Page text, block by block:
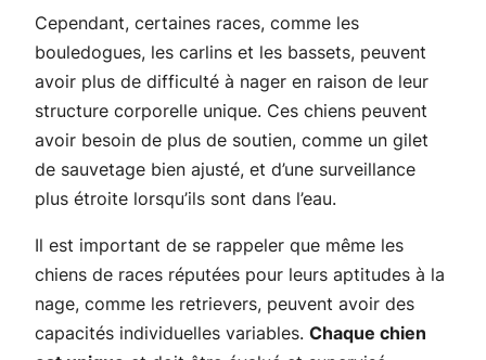
Cependant, certaines races, comme les
bouledogues, les carlins et les bassets, peuvent
avoir plus de difficulté à nager en raison de leur
structure corporelle unique. Ces chiens peuvent
avoir besoin de plus de soutien, comme un gilet
de sauvetage bien ajusté, et d’une surveillance
plus étroite lorsqu’ils sont dans l’eau.
Il est important de se rappeler que même les
chiens de races réputées pour leurs aptitudes à la
nage, comme les retrievers, peuvent avoir des
capacités individuelles variables. Chaque chien